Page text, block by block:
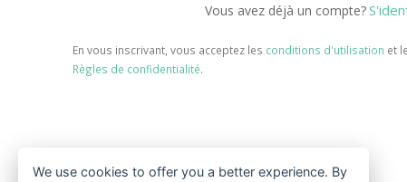
Vous avez déjà un compte?
En vous inscrivant, vous acceptez les conditions d'utilisation et
Règles de confidentialité.
We use cookies to offer you a better experience. By